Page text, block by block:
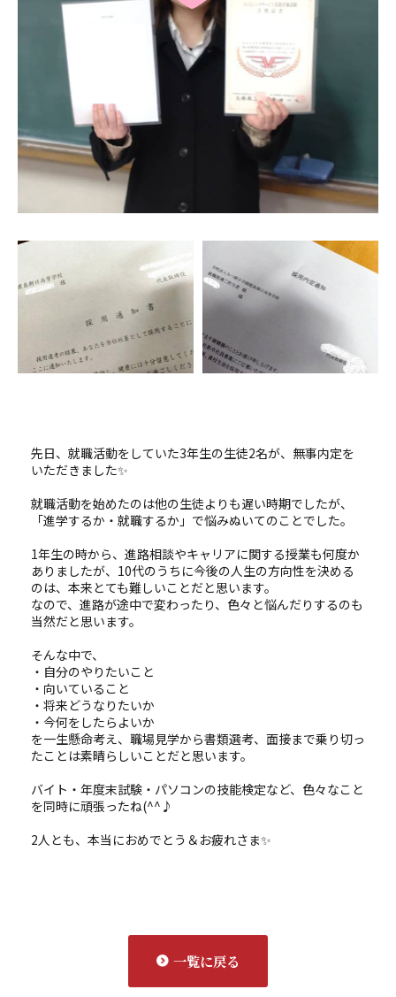
先日、就職活動をしていた3年生の生徒2名が、無事内定を
いただきました✨
就職活動を始めたのは他の生徒よりも遅い時期でしたが、
「進学するか・就職するか」で悩みぬいてのことでした。
1年生の時から、進路相談やキャリアに関する授業も何度か
ありましたが、10代のうちに今後の人生の方向性を決める
のは、本来とても難しいことだと思います。
なので、進路が途中で変わったり、色々と悩んだりするのも
当然だと思います。
そんな中で、
・自分のやりたいこと
・向いていること
・将来どうなりたいか
・今何をしたらよいか
を一生懸命考え、職場見学から書類選考、面接まで乗り切っ
たことは素晴らしいことだと思います。
バイト・年度末試験・パソコンの技能検定など、色々なこと
を同時に頑張ったね(^^♪
2人とも、本当におめでとう＆お疲れさま✨
一覧に戻る